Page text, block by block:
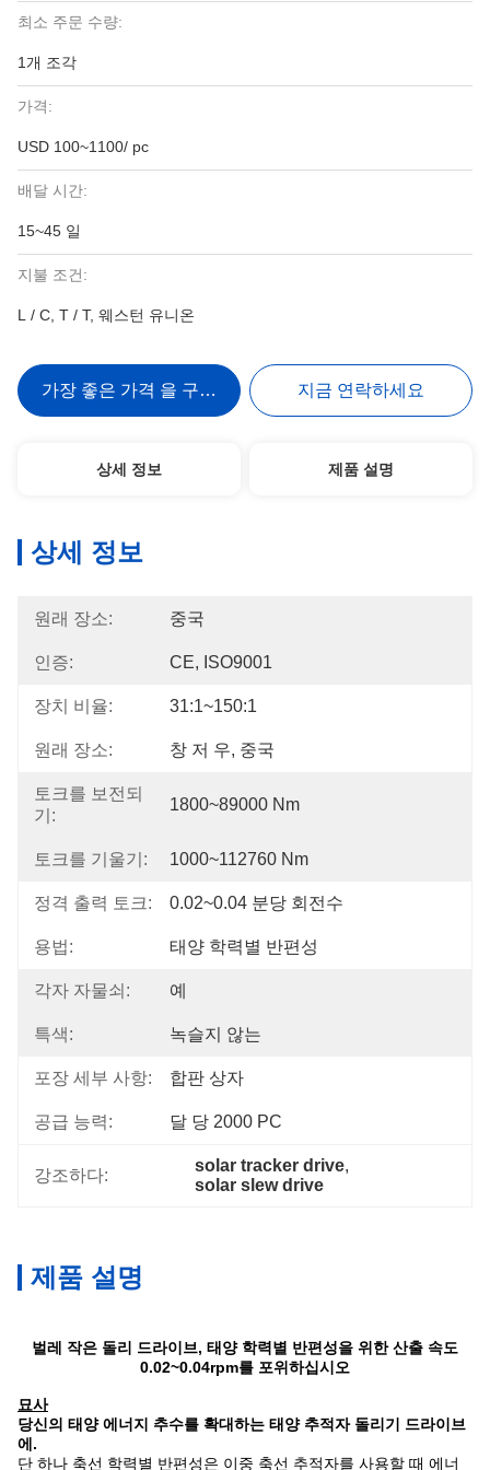
최소 주문 수량:
1개 조각
가격:
USD 100~1100/ pc
배달 시간:
15~45 일
지불 조건:
L / C, T / T, 웨스턴 유니온
가장 좋은 가격 을 구하라 지금 연락하세요
상세 정보 제품 설명
상세 정보
원래 장소: 중국
인증: CE, ISO9001
장치 비율: 31:1~150:1
원래 장소: 창 저 우, 중국
토크를 보전되
기:
1800~89000 Nm
토크를 기울기: 1000~112760 Nm
정격 출력 토크: 0.02~0.04 분당 회전수
용법: 태양 학력별 반편성
각자 자물쇠: 예
특색: 녹슬지 않는
포장 세부 사항: 합판 상자
공급 능력: 달 당 2000 PC
강조하다: solar tracker drive,
solar slew drive
제품 설명
벌레 작은 돌리 드라이브, 태양 학력별 반편성을 위한 산출 속도
0.02~0.04rpm를 포위하십시오
묘사
당신의 태양 에너지 추수를 확대하는 태양 추적자 돌리기 드라이브
에.
단 하나 축선 학력별 반편성은 이중 축선 추적자를 사용할 때 에너